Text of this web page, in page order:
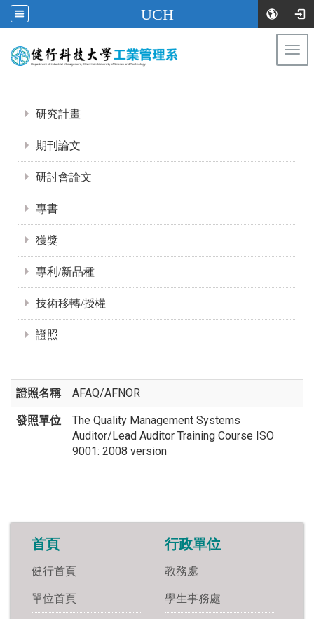
UCH
研究計畫
期刊論文
研討會論文
專書
獲獎
專利/新品種
技術移轉/授權
證照
證照名稱 AFAQ/AFNOR
發照單位
The Quality Management Systems
Auditor/Lead Auditor Training Course ISO
9001: 2008 version
首頁
健行首頁
單位首頁
行政單位
教務處
學生事務處